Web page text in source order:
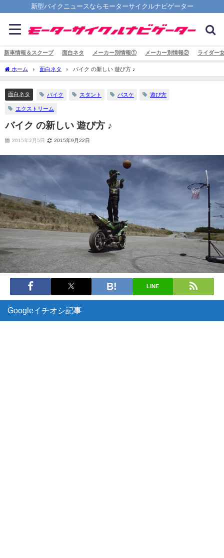
新型バイクニュースならモーターサイクルナビゲーター
新車情報＆スクープ 面白ネタ メーカー別情報① メーカー別情報② ライダー
ホーム 面白ネタ バイク の新しい 遊び方 ♪
面白ネタ バイク スタント バスケ 遊び方
エクストリーム
バイク の新しい 遊び方 ♪
2015年2月5日 2015年9月22日
LINE
Googleイチオシ記事